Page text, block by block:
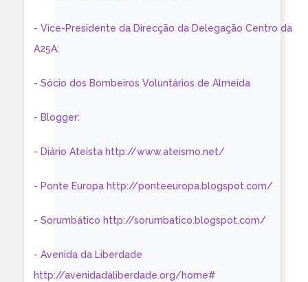
- Vice-Presidente da Direcção da Delegação Centro da
A25A;
- Sócio dos Bombeiros Voluntários de Almeida
- Blogger:
- Diário Ateísta http://www.ateismo.net/
- Ponte Europa http://ponteeuropa.blogspot.com/
- Sorumbático http://sorumbatico.blogspot.com/
- Avenida da Liberdade
http://avenidadaliberdade.org/home#